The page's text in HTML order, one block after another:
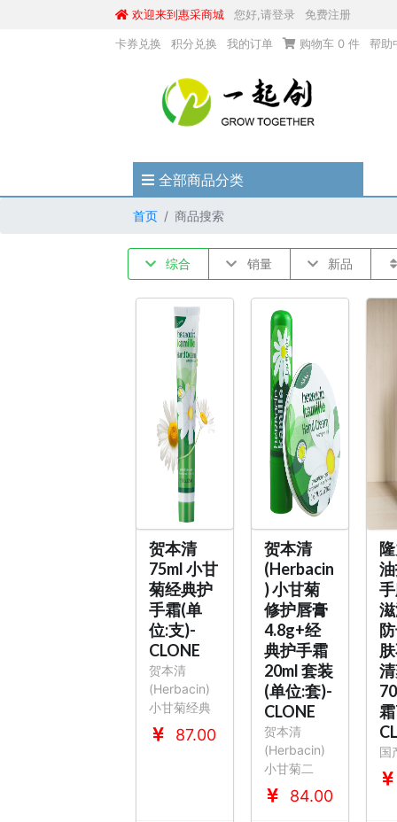
欢迎来到惠采商城 您好,请登录 免费注册
卡券兑换 积分兑换 我的订单 购物车 0 件 帮助
全部商品分类
首页 商品搜索
综合 销量 新品
贺本清
75ml 小甘
菊经典护
手霜(单
位:支)-
CLONE
贺本清
(Herbacin)
小甘菊经典
87.00
贺本清
(Herbacin
) 小甘菊
修护唇膏
4.8g+经
典护手霜
20ml 套装
(单位:套)-
CLONE
贺本清
(Herbacin)
小甘菊二
84.00
国